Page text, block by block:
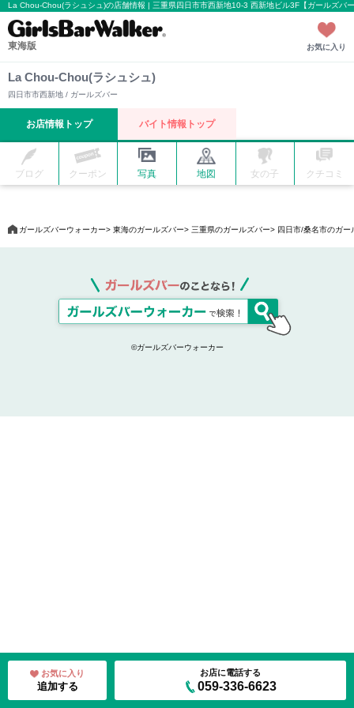
La Chou-Chou(ラシュシュ)の店舗情報 | 三重県四日市市西新地10-3 西新地ビル3F【ガールズバ
東海版 お気に入り
La Chou-Chou(ラシュシュ)
四日市市西新地 / ガールズバー
お店情報トップ バイト情報トップ
ブログ クーポン 写真 地図 女の子 クチコミ
お気に入り
追加する
お店に電話する
059-336-6623
ガールズバーウォーカー 東海のガールズバー 三重県のガールズバー 四日市/桑名市のガー
©ガールズバーウォーカー